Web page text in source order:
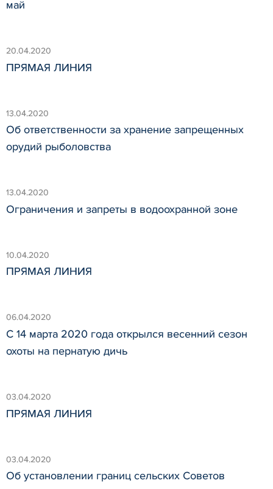
май
20.04.2020
ПРЯМАЯ ЛИНИЯ
13.04.2020
Об ответственности за хранение запрещенных
орудий рыболовства
13.04.2020
Ограничения и запреты в водоохранной зоне
10.04.2020
ПРЯМАЯ ЛИНИЯ
06.04.2020
С 14 марта 2020 года открылся весенний сезон
охоты на пернатую дичь
03.04.2020
ПРЯМАЯ ЛИНИЯ
03.04.2020
Об установлении границ сельских Советов